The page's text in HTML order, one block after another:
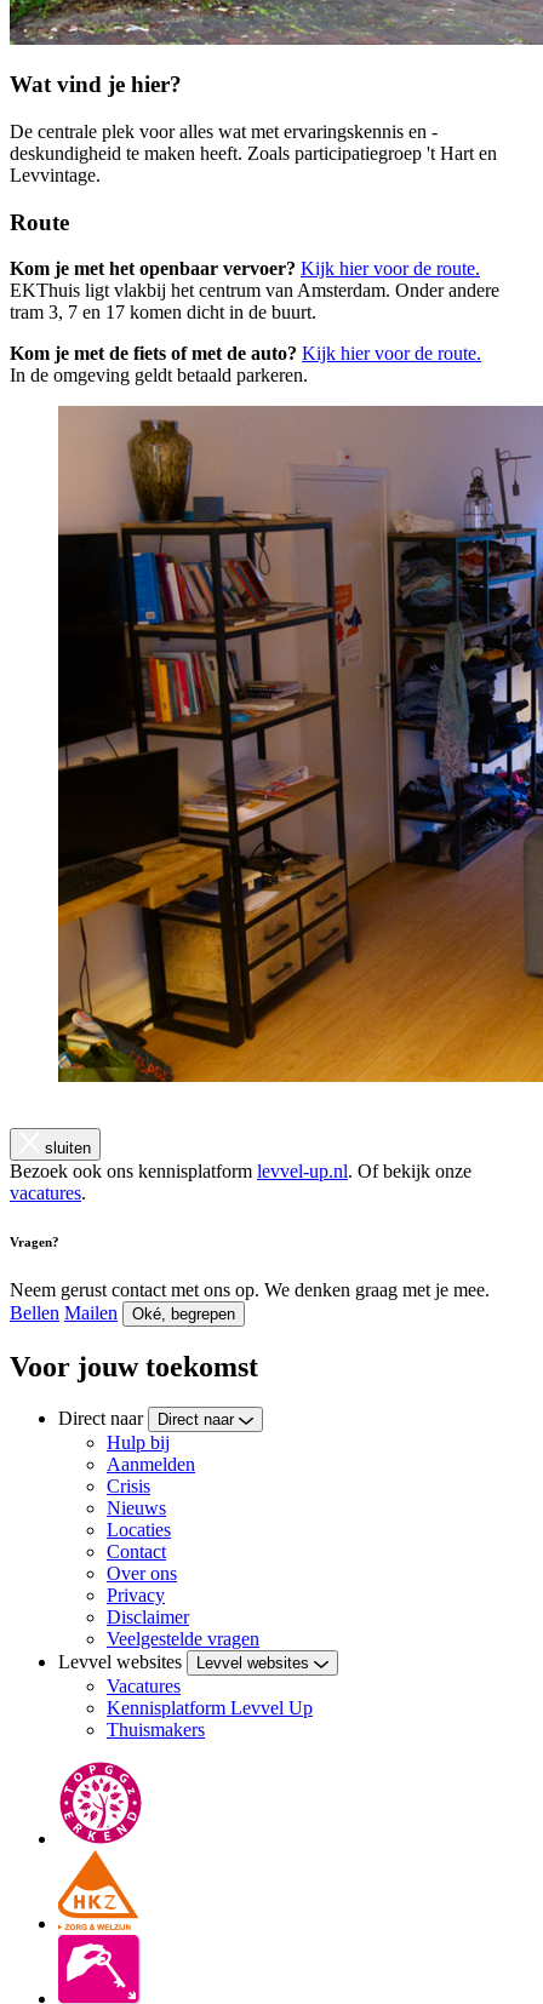
Wat vind je hier?
De centrale plek voor alles wat met ervaringskennis en -
deskundigheid te maken heeft. Zoals participatiegroep 't Hart en
Levvintage.
Route
Kom je met het openbaar vervoer? Kijk hier voor de route.
EKThuis ligt vlakbij het centrum van Amsterdam. Onder andere
tram 3, 7 en 17 komen dicht in de buurt.
Kom je met de fiets of met de auto? Kijk hier voor de route.
In de omgeving geldt betaald parkeren.
sluiten
Bezoek ook ons kennisplatform levvel-up.nl. Of bekijk onze
vacatures.
Vragen?
Neem gerust contact met ons op. We denken graag met je mee.
Bellen Mailen Oké, begrepen
Voor jouw toekomst
Direct naar Direct naar
Hulp bij
Aanmelden
Crisis
Nieuws
Locaties
Contact
Over ons
Privacy
Disclaimer
Veelgestelde vragen
Levvel websites
Levvel websites
Vacatures
Kennisplatform Levvel Up
Thuismakers